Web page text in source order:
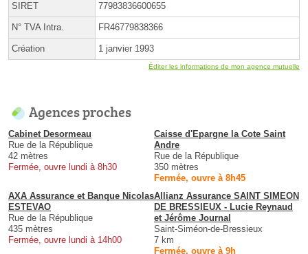
SIRET 77983836600655
N° TVA Intra. FR46779838366
Création 1 janvier 1993
Éditer les informations de mon agence mutuelle
Agences proches
Cabinet Desormeau
Rue de la République
42 mètres
Fermée, ouvre lundi à 8h30
Caisse d'Epargne la Cote Saint
Andre
Rue de la République
350 mètres
Fermée, ouvre à 8h45
AXA Assurance et Banque Nicolas
ESTEVAO
Rue de la République
435 mètres
Fermée, ouvre lundi à 14h00
Allianz Assurance SAINT SIMEON
DE BRESSIEUX - Lucie Reynaud
et Jérôme Journal
Saint-Siméon-de-Bressieux
7 km
Fermée, ouvre à 9h